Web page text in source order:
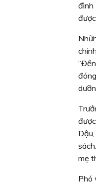
đình
mẹ
Phó